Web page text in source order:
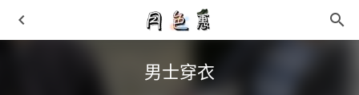
男士穿衣